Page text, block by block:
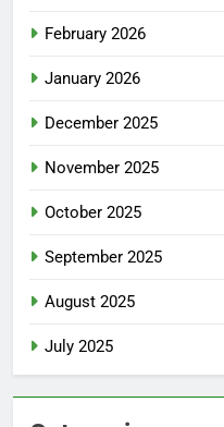
February 2026
January 2026
December 2025
November 2025
October 2025
September 2025
August 2025
July 2025